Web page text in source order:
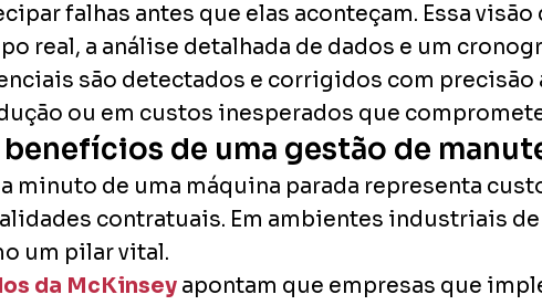
falhas antes que elas aconteçam. Essa
real, a análise detalhada de dados e um
são detectados e corrigidos com
ou em custos inesperados que
benefícios de uma gestão de
minuto de uma máquina parada representa
contratuais. Em ambientes industriais
um pilar vital.
da McKinsey apontam que empresas que